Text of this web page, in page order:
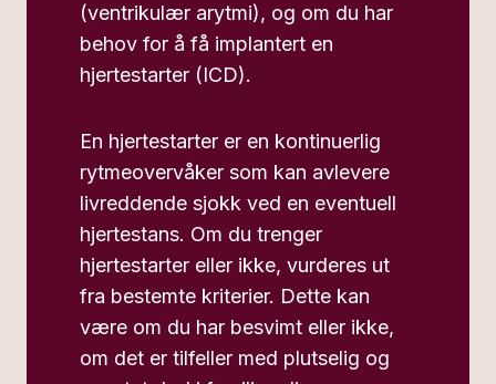
(ventrikulær arytmi), og om du har
behov for å få implantert en
hjertestarter (ICD).
En hjertestarter er en kontinuerlig
rytmeovervåker som kan avlevere
livreddende sjokk ved en eventuell
hjertestans. Om du trenger
hjertestarter eller ikke, vurderes ut
fra bestemte kriterier. Dette kan
være om du har besvimt eller ikke,
om det er tilfeller med plutselig og